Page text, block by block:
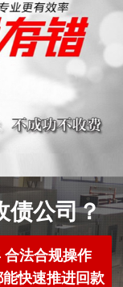
债公司？
合法合规操作
快速推进回款